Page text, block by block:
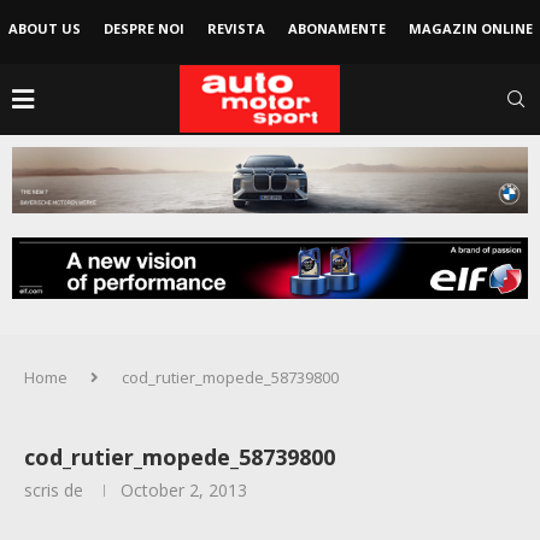
ABOUT US DESPRE NOI REVISTA ABONAMENTE MAGAZIN ONLINE
Home cod_rutier_mopede_58739800
cod_rutier_mopede_58739800
scris de October 2, 2013